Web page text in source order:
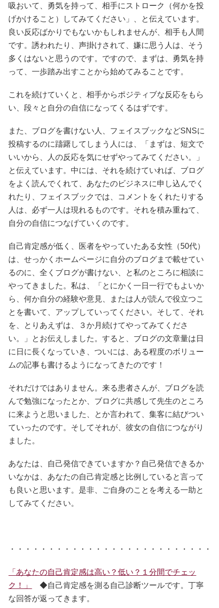
吸おいて、勇気を持って、相手にストローク（何かを投
げかけること）してみてください」、と伝えています。
良い反応ばかりでもないかもしれませんが、相手も人間
です。誘われたり、声掛けされて、嫌に思う人は、そう
多くはないと思うのです。ですので、まずは、勇気を持
って、一歩踏み出すことから始めてみることです。
これを続けていくと、相手からポジティブな反応をもら
い、段々と自分の自信になってくるはずです。
また、ブログを書けない人、フェイスブックなどSNSに
投稿するのに躊躇してしまう人には、「まずは、短文で
いいから、人の反応を気にせずやってみてください。」
と伝えています。中には、それを続けていれば、ブログ
をよく読んでくれて、あなたのビジネスに申し込んでく
れたり、フェイスブックでは、コメントをくれたりする
人は、必ず一人は現れるものです。それを積み重ねて、
自分の自信につなげていくのです。
自己肯定感が低く、医者をやっていたある女性（50代）
は、せっかくホームページに自分のブログまで載せてい
るのに、全くブログが書けない、と私のところに相談に
やってきました。私は、「とにかく一日一行でもよいか
ら、何か自分の経験や意見、または人が読んで役立つこ
とを書いて、アップしていってください。そして、それ
を、とりあえずは、３か月続けてやってみてくださ
い。」とお伝えしました。すると、ブログの文章量は日
に日に長くなっていき、ついには、ある程度のボリュー
ムの記事も書けるようになってきたのです！
それだけではありません。来る患者さんが、ブログを読
んで勉強になったとか、ブログに共感して先生のところ
に来ようと思いました、とか言われて、集客に結びつい
ていったのです。そしてそれが、彼女の自信につながり
ました。
あなたは、自己発信できていますか？自己発信できるか
いなかは、あなたの自己肯定感と比例していると言って
も良いと思います。是非、ご自身のことを考える一助と
してみてください。
・・・・・・・・・・・・・・・・・・・・・・・・・・
「あなたの自己肯定感は高い？低い？１分間でチェッ
ク！」
◆自己肯定感を測る自己診断ツールです。丁寧
な回答が返ってきます。